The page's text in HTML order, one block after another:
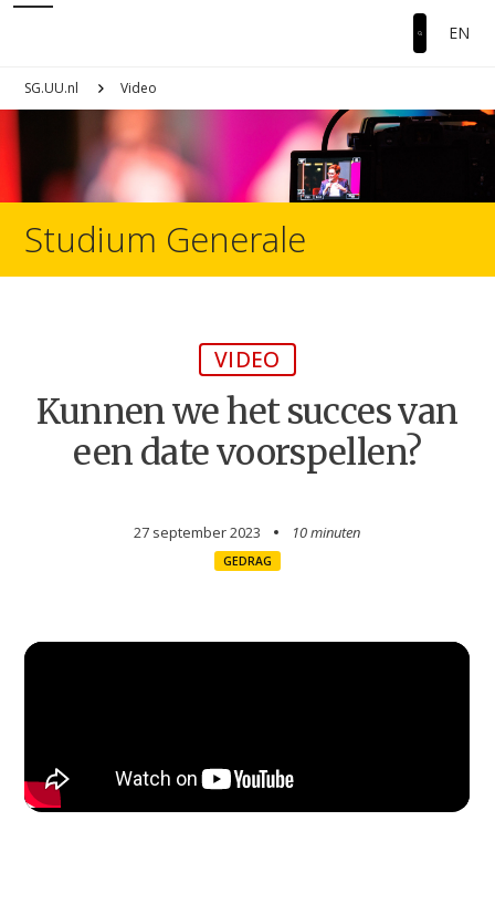
EN
SG.UU.nl Video
Studium Generale
VIDEO
Kunnen we het succes van
een date voorspellen?
27 september 2023 10 minuten
GEDRAG